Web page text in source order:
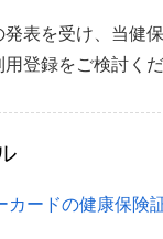
表を受け、当健
登録をご検討く
カードの健康保険